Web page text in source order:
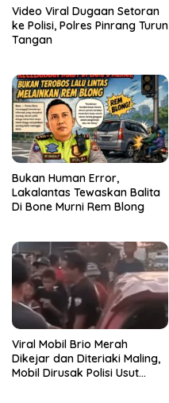
Video Viral Dugaan Setoran
ke Polisi, Polres Pinrang Turun
Tangan
Bukan Human Error,
Lakalantas Tewaskan Balita
Di Bone Murni Rem Blong
Viral Mobil Brio Merah
Dikejar dan Diteriaki Maling,
Mobil Dirusak Polisi Usut